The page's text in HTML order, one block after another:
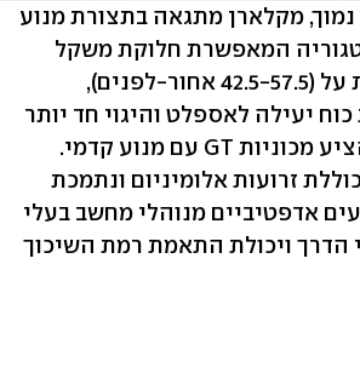
מקלארן מתגאה בתצורת מנוע
המאפשרת חלוקת משקל
אופיינית למכוניות על (42.5-57.5 אחור-לפנים),
יעילה לאספלט והיגוי חד יותר
מאלה שיכולות להציע מכוניות GT עם מנוע קדמי.
זרועות אלומיניום ונתמכת
אדפטיביים מנוהלי מחשב בעלי
הדרך ויכולת התאמת רמת השיכוך